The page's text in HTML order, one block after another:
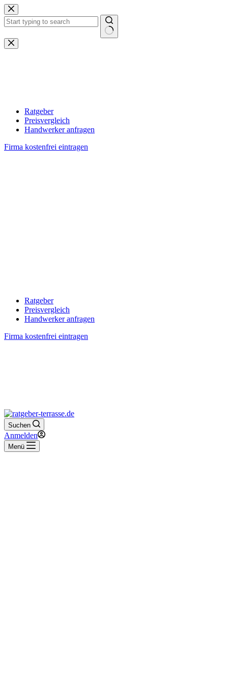
Zum
Inhalt
springen
Keine
Ergebnisse
Ratgeber
Preisvergleich
Handwerker anfragen
Firma kostenfrei eintragen
Ratgeber
Preisvergleich
Handwerker anfragen
Firma kostenfrei eintragen
Suchen
Anmelden
Menü